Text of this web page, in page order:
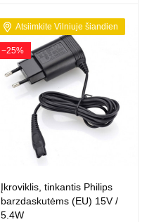
Atsiimkite Vilniuje šiandien
−25%
Įkroviklis, tinkantis Philips
barzdaskutėms (EU) 15V /
5.4W